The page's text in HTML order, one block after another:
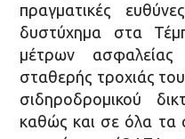
πραγματικές
δυστύχημα στα
μέτρων
σταθερής τροχιάς
σιδηροδρομικού
καθώς και σε όλα τα